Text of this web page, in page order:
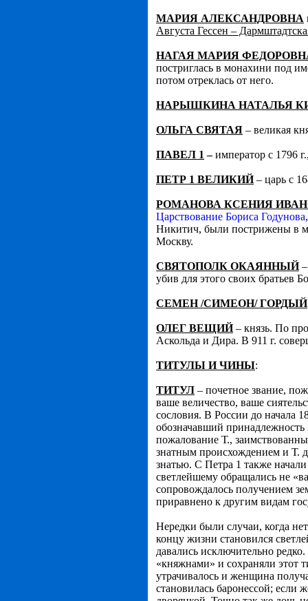
МАРИЯ АЛЕКСАНДРОВНА
Августа Гессен –
НАГАЯ МАРИЯ
постриглась в монахини под
потом отреклась от него.
НАРЫШКИНА НАТАЛЬЯ
ОЛЬГА СВЯТАЯ – великая
ПАВЕЛ 1 –император с 1796
ПЕТР 1 ВЕЛИКИЙ– царь с
РОМАНОВА КСЕНИЯ
Царствование Бориса Годунова
Никитич, были пострижены в
Москву.
СВЯТОПОЛК ОКАЯННЫЙ–
убив для этого своих братьев
СЕМЕН /СИМЕОН/ ГОРДЫЙ
ОЛЕГ ВЕЩИЙ– князь. По
Аскольда и Дира. В 911 г.
ТИТУЛЫ И ЧИНЫ:
ТИТУЛ – почетное звание,
ваше величество, ваше
сословия. В России до начала
обозначавший
пожалование Т.,
знатным происхождением и Т.
знатью. С Петра 1 также
светлейшему обращались не
сопровождалось получением
приравнено к другим видам
Нередки были случаи, когда
концу жизни становился
давались исключительно
«княжнами» и сохраняли этот
утрачивалось и женщина
становилась баронессой; если